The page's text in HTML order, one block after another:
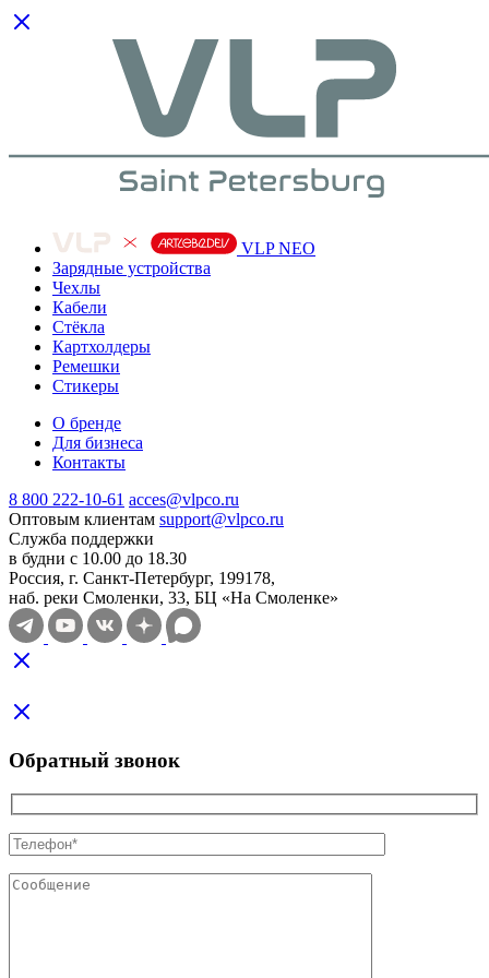
VLP NEO
Зарядные устройства
Чехлы
Кабели
Cтёкла
Картхолдеры
Ремешки
Стикеры
О бренде
Для бизнеса
Контакты
8 800 222-10-61 acces@vlpco.ru
Оптовым клиентам support@vlpco.ru
Служба поддержки
в будни с 10.00 до 18.30
Россия, г. Санкт-Петербург, 199178,
наб. реки Смоленки, 33, БЦ «На Смоленке»
Обратный звонок